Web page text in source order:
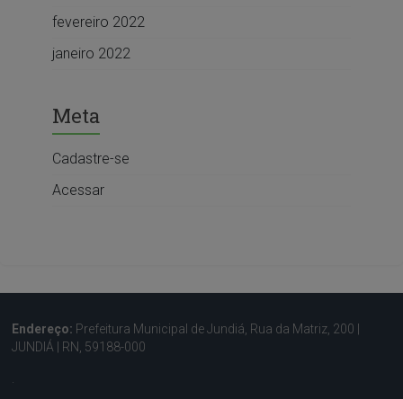
fevereiro 2022
janeiro 2022
Meta
Cadastre-se
Acessar
Endereço: Prefeitura Municipal de Jundiá, Rua da Matriz, 200 |
JUNDIÁ | RN, 59188-000